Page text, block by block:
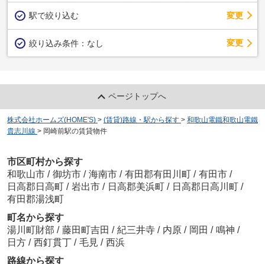
駅で絞り込む 変更
絞り込み条件： なし 変更
ページトップへ
株式会社ホームズ(HOME'S) > (賃貸)路線・駅から探す > 和歌山電鐵和歌山電鐵
貴志川線 > 岡崎前駅の賃貸物件
市区町村から探す
和歌山市 / 御坊市 / 海南市 / 有田郡有田川町 / 有田市 /
日高郡日高町 / 岩出市 / 日高郡美浜町 / 日高郡日高川町 /
有田郡湯浅町
町名から探す
湯川町財部 / 藤田町吉田 / 紀三井寺 / 内原 / 岡田 / 鳴神 /
日方 / 西釘貫丁 / 毛見 / 西浜
路線から探す